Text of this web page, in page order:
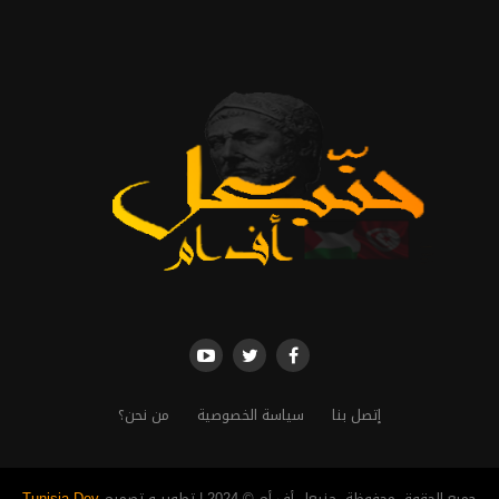
إتصل بنا سياسة الخصوصية من نحن؟